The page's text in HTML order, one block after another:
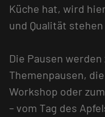
Küche hat, wird
und Qualität
Die Pausen
Themenpausen,
Workshop oder
– vom Tag des